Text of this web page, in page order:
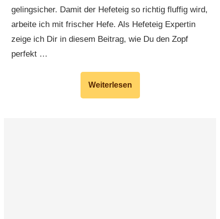
gelingsicher. Damit der Hefeteig so richtig fluffig wird,
arbeite ich mit frischer Hefe. Als Hefeteig Expertin
zeige ich Dir in diesem Beitrag, wie Du den Zopf
perfekt …
Weiterlesen